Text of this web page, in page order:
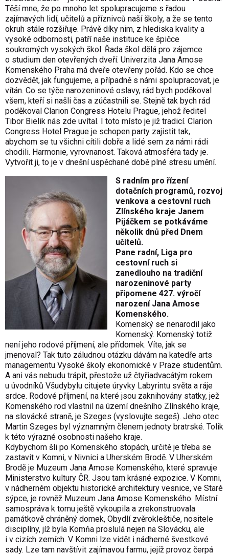
Těší mne, že po mnoho let spolupracujeme s řadou
zajímavých lidí, učitelů a příznivců naší školy, a že se tento
okruh stále rozšiřuje. Právě díky nim, z hlediska kvality a
vysoké odbornosti, patří naše instituce ke špičce
soukromých vysokých škol. Řada škol dělá pro zájemce
o studium den otevřených dveří. Univerzita Jana Amose
Komenského Praha má dveře otevřeny pořád. Kdo se chce
dozvědět, jak fungujeme, a případně s námi spolupracovat, je
vítán. Co se týče narozeninové oslavy, rád bych poděkoval
všem, kteří si našli čas a zúčastnili se. Stejně tak bych rád
poděkoval Clarion Congress Hotelu Prague, jehož ředitel
Tibor Bielik nás zde uvítal. I toto místo je již tradicí. Clarion
Congress Hotel Prague je schopen party zajistit tak,
abychom se tu všichni cítili dobře a lidé sem za námi rádi
chodili. Harmonie, vyrovnanost. Taková atmosféra tady je.
Vytvořit ji, to je v dnešní uspěchané době plné stresu umění.
S radním pro řízení
dotačních programů, rozvoj
venkova a cestovní ruch
Zlínského kraje Janem
Pijáčkem se potkáváme
několik dnů před Dnem
učitelů.
Pane radní, Liga pro
cestovní ruch si
zanedlouho na tradiční
narozeninové party
připomene 427. výročí
narození Jana Amose
Komenského.
Komenský se nenarodil jako
Komenský. Komenský totiž
není jeho rodové příjmení, ale přídomek. Víte, jak se
jmenoval? Tak tuto záludnou otázku dávám na katedře arts
managementu Vysoké školy ekonomické v Praze studentům.
A ani vás nebudu trápit, přestože už čtyřiadvacátým rokem
u úvodníků Všudybylu citujete úryvky Labyrintu světa a ráje
srdce. Rodové příjmení, na které jsou zaknihovány statky, jež
Komenského rod vlastnil na území dnešního Zlínského kraje,
na slovácké straně, je Szeges (vyslovujte segeš). Jeho otec
Martin Szeges byl významným členem jednoty bratrské. Tolik
k této výrazné osobnosti našeho kraje.
Kdybychom šli po Komenského stopách, určitě je třeba se
zastavit v Komni, v Nivnici a Uherském Brodě. V Uherském
Brodě je Muzeum Jana Amose Komenského, které spravuje
Ministerstvo kultury ČR. Jsou tam krásné expozice. V Komni,
v nádherném objektu historické architektury vesnice, ve Staré
sýpce, je rovněž Muzeum Jana Amose Komenského. Místní
samospráva k tomu ještě vykoupila a zrekonstruovala
památkově chráněný domek, Obydlí zvěrokleštiče, nositele
disciplíny, jíž byla Komňa proslulá nejen na Slovácku, ale
i v cizích zemích. V Komni lze vidět i nádherné švestkové
sady. Lze tam navštívit zajímavou farmu, jejíž provoz čerpá